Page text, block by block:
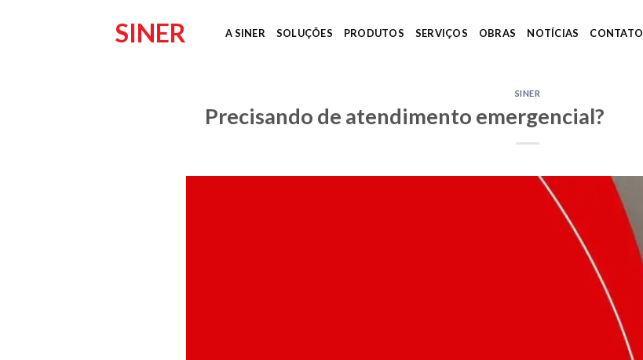
SINER A SINER SOLUÇÕES PRODUTOS SERVIÇOS OBRAS NOTÍCIAS CONTATO
SINER
Precisando de atendimento emergencial?